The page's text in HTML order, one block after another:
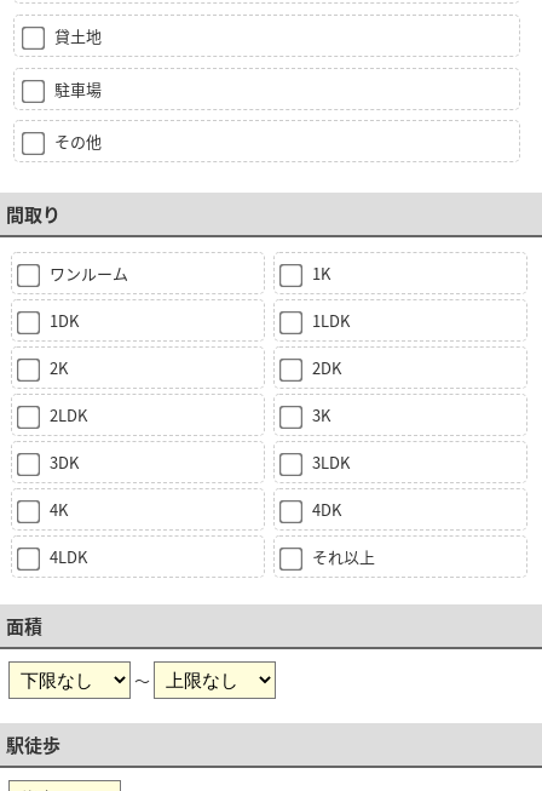
貸土地
駐車場
その他
間取り
ワンルーム 1K
1DK 1LDK
2K 2DK
2LDK 3K
3DK 3LDK
4K 4DK
4LDK それ以上
面積
～
駅徒歩